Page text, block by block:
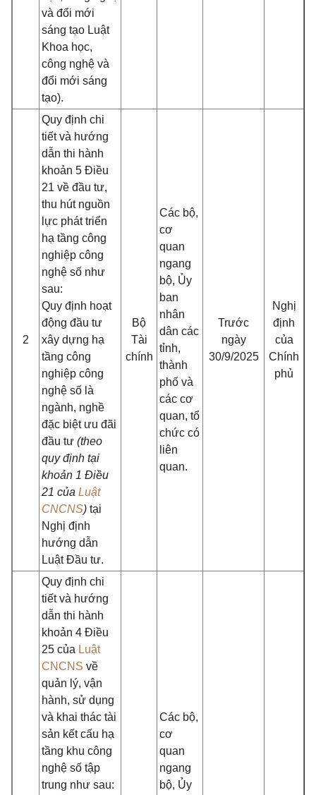
và đổi mới
sáng tạo Luật
Khoa học,
công nghệ và
đổi mới sáng
tạo).
2
Quy định chi
tiết và hướng
dẫn thi hành
khoản 5 Điều
21 về đầu tư,
thu hút nguồn
lực phát triển
hạ tầng công
nghiệp công
nghệ số như
sau:
Quy định hoạt
động đầu tư
xây dựng hạ
tầng công
nghiệp công
nghệ số là
ngành, nghề
đặc biệt ưu đãi
đầu tư (theo
quy định tại
khoản 1 Điều
21 của Luật
CNCNS) tại
Nghị định
hướng dẫn
Luật Đầu tư.
Bộ
Tài
chính
Các bộ,
cơ
quan
ngang
bộ, Ủy
ban
nhân
dân các
tỉnh,
thành
phố và
các cơ
quan, tổ
chức có
liên
quan.
Trước
ngày
30/9/2025
Nghị
định
của
Chính
phủ
Quy định chi
tiết và hướng
dẫn thi hành
khoản 4 Điều
25 của Luật
CNCNS về
quản lý, vận
hành, sử dụng
và khai thác tài
sản kết cấu hạ
tầng khu công
nghệ số tập
trung như sau:
Các bộ,
cơ
quan
ngang
bộ, Ủy